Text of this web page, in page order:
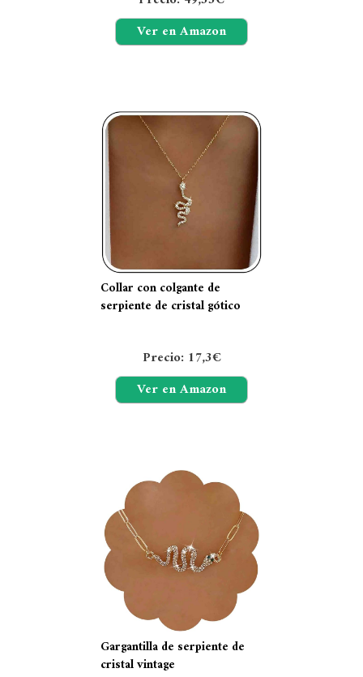
Ver en Amazon
Collar con colgante de
serpiente de cristal gótico
Precio: 17,3€
Ver en Amazon
Gargantilla de serpiente de
cristal vintage